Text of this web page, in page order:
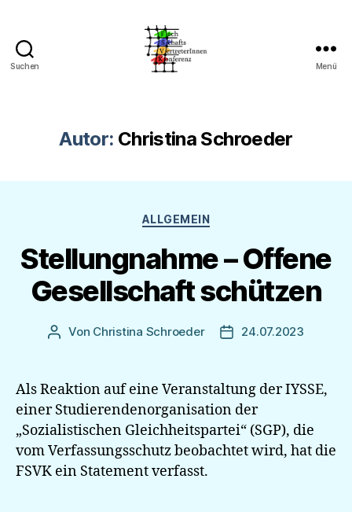
Suchen
RUB
Menü
Autor: Christina Schroeder
Kategorien
ALLGEMEIN
Stellungnahme – Offene
Gesellschaft schützen
Beitragsautor
Von Christina Schroeder 24.07.2023
Als Reaktion auf eine Veranstaltung der IYSSE,
einer Studierendenorganisation der
„Sozialistischen Gleichheitspartei“ (SGP), die
vom Verfassungsschutz beobachtet wird, hat die
FSVK ein Statement verfasst.